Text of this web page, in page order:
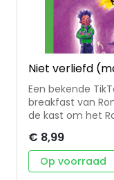
Niet verliefd
Een bekende
breakfast van
de kast om het
filmpje waarna
dan ontdekt de
is en hij
€ 8,99
Op voorraad